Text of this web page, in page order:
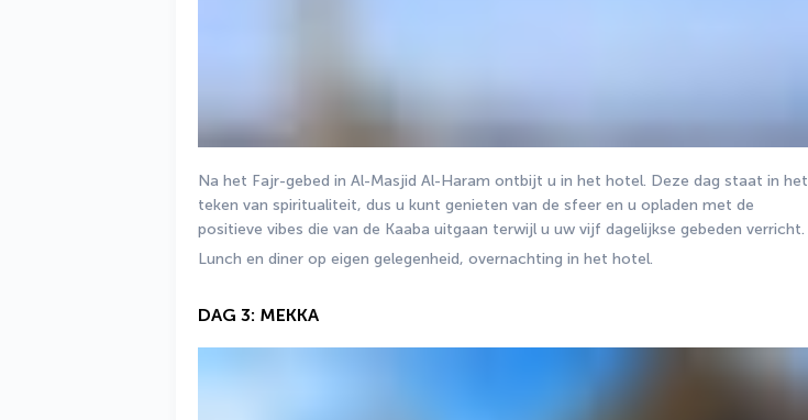
Na het Fajr-gebed in Al-Masjid Al-Haram ontbijt u in het hotel. Deze dag staat in het
teken van spiritualiteit, dus u kunt genieten van de sfeer en u opladen met de
positieve vibes die van de Kaaba uitgaan terwijl u uw vijf dagelijkse gebeden verricht.
Lunch en diner op eigen gelegenheid, overnachting in het hotel.
DAG 3: MEKKA